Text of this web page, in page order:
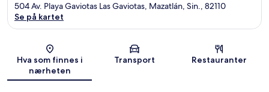
Kart
504 Av. Playa Gaviotas Las Gaviotas, Mazatlán, Sin., 82110
Se på kartet
Hva som finnes i
nærheten
Transport Restauranter